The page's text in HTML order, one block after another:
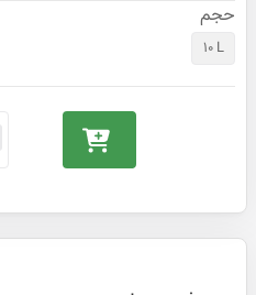
حجم
10 L